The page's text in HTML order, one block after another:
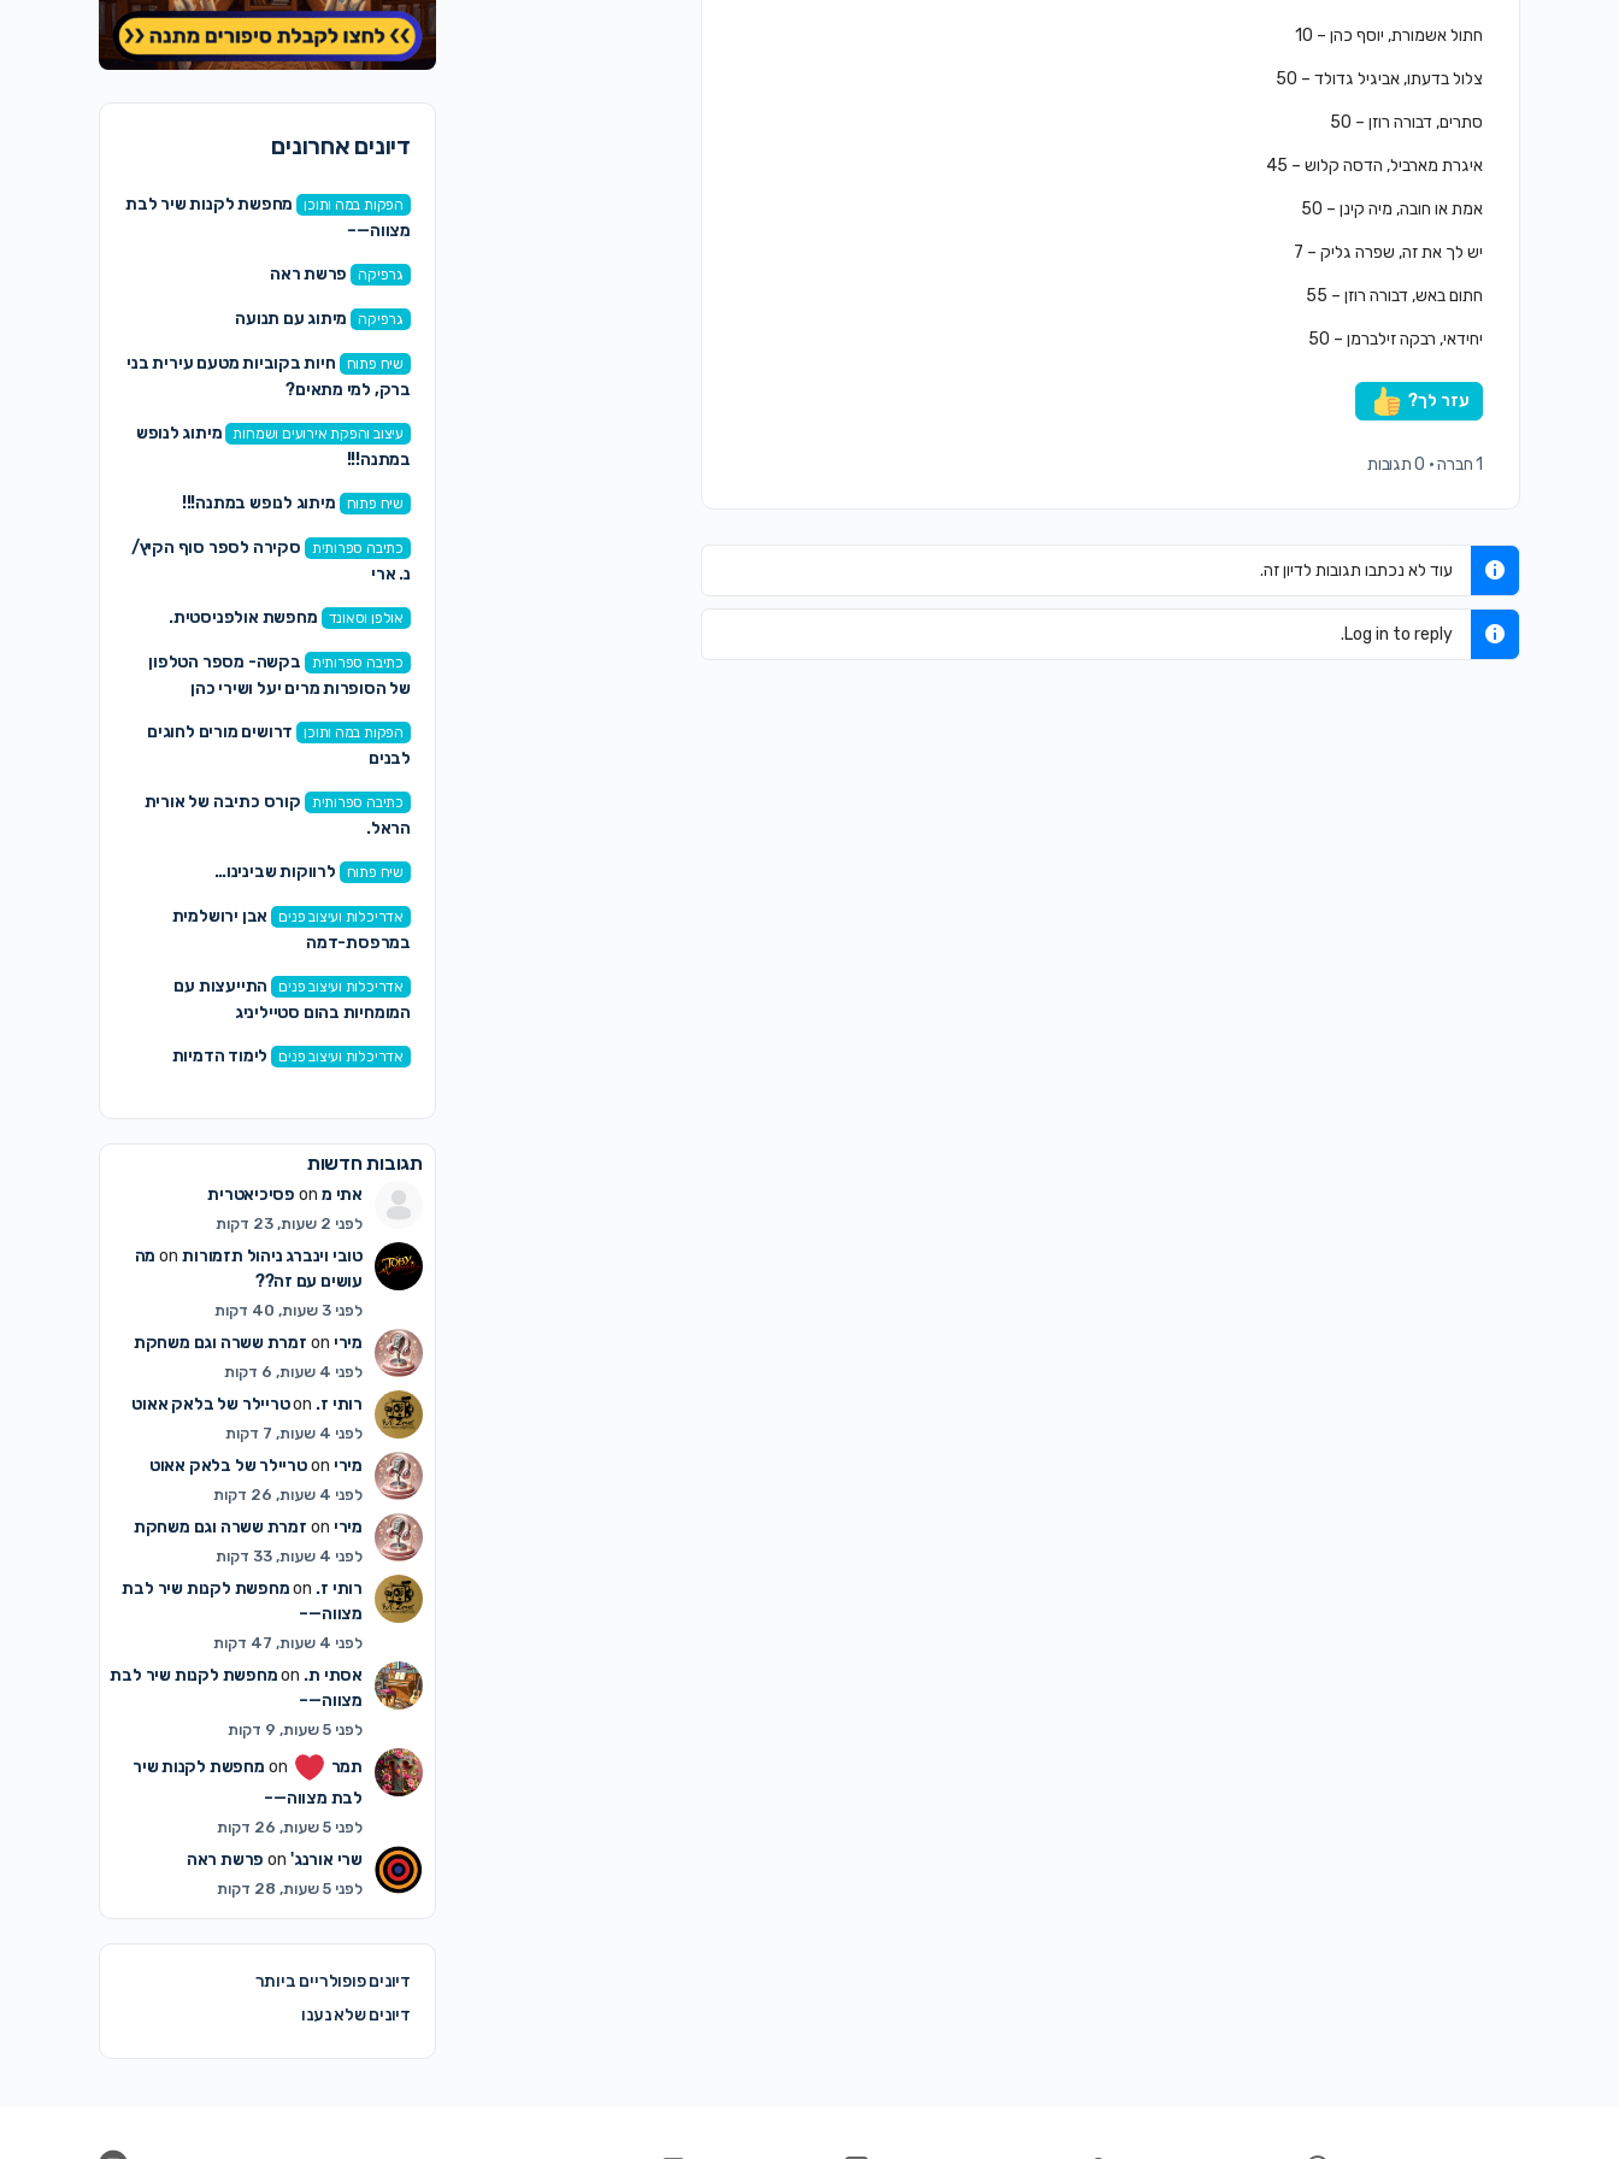
חתול אשמורת, יוסף כהן – 10
צלול בדעתו, אביגיל גדולד – 50
סתרים, דבורה רוזן – 50
איגרת מארביל, הדסה קלוש – 45
אמת או חובה, מיה קינן – 50
יש לך את זה, שפרה גליק – 7
חתום באש, דבורה רוזן – 55
יחידאי, רבקה זילברמן – 50
עזר לך?
1 חברה · 0 תגובות
עוד לא נכתבו תגובות לדיון זה.
Log in to reply.
דיונים אחרונים
הפקות במה ותוכן
מחפשת לקנות שיר לבת
מצווה—–
גרפיקה פרשת ראה
גרפיקה מיתוג עם תנועה
שיח פתוח
חיות בקוביות מטעם עירית בני
ברק, למי מתאים?
עיצוב והפקת אירועים ושמחות
מיתוג לנופש
במתנה!!!
שיח פתוח מיתוג לנופש במתנה!!!
כתיבה ספרותית
סקירה לספר סוף הקיץ/
נ. ארי
אולפן וסאונד מחפשת אולפניסטית.
כתיבה ספרותית
בקשה- מספר הטלפון
של הסופרות מרים יעל ושירי כהן
הפקות במה ותוכן
דרושים מורים לחוגים
לבנים
כתיבה ספרותית
קורס כתיבה של אורית
הראל.
שיח פתוח לרווקות שבינינו…
אדריכלות ועיצוב פנים
אבן ירושלמית
במרפסת-דמה
אדריכלות ועיצוב פנים
התייעצות עם
המומחיות בהום סטייליניג
אדריכלות ועיצוב פנים לימוד הדמיות
תגובות חדשות
אתי מon פסיכיאטרית
לפני 2 שעות, 23 דקות
טובי וינברג ניהול תזמורותon
מה
עושים עם זה??
לפני 3 שעות, 40 דקות
מירי זמרת ששרה וגם משחקת
לפני 4 שעות, 6 דקות
רותי ז. טריילר של בלאק אאוט
לפני 4 שעות, 7 דקות
מירי טריילר של בלאק אאוט
לפני 4 שעות, 26 דקות
מירי זמרת ששרה וגם משחקת
לפני 4 שעות, 33 דקות
רותי ז.
מחפשת לקנות שיר לבת
מצווה—–
לפני 4 שעות, 47 דקות
אסתי ת.
מחפשת לקנות שיר לבת
מצווה—–
לפני 5 שעות, 9 דקות
תמר
מחפשת לקנות שיר
לבת מצווה—–
לפני 5 שעות, 26 דקות
שרי אורנג'on פרשת ראה
לפני 5 שעות, 28 דקות
דיונים פופולריים ביותר
דיונים שלא נענו